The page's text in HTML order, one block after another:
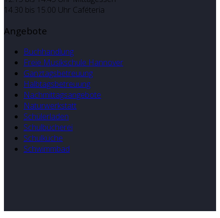
14.30 bis 15.00 Uhr Caféteria
Angebote
Buchhandlung
Freie Musikschule Hannover
Ganztagsbetreuung
Halbtagsbetreuung
Nachmittagsangebote
Naturwerkstatt
Schülerladen
Schulbücherei
Schulküche
Schwimmbad